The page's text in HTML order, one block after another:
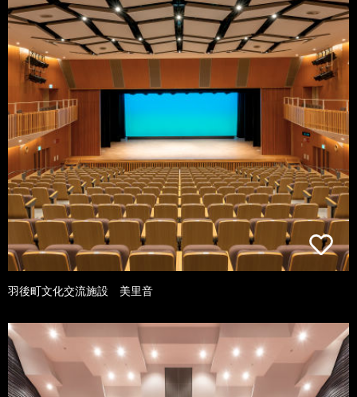
羽後町文化交流施設 美里音